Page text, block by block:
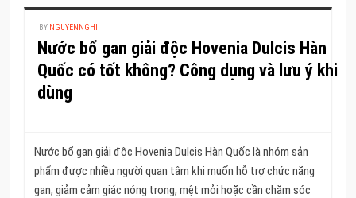
BY NGUYENNGHI
Nước bổ gan giải độc Hovenia Dulcis Hàn
Quốc có tốt không? Công dụng và lưu ý khi
dùng
Nước bổ gan giải độc Hovenia Dulcis Hàn Quốc là nhóm sản
phẩm được nhiều người quan tâm khi muốn hỗ trợ chức năng
gan, giảm cảm giác nóng trong, mệt mỏi hoặc cần chăm sóc